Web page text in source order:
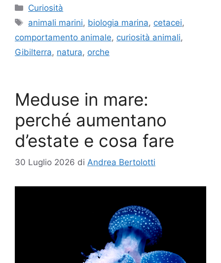
Categorie
Curiosità
Tag
animali marini, biologia marina, cetacei,
comportamento animale, curiosità animali,
Gibilterra, natura, orche
Meduse in mare:
perché aumentano
d’estate e cosa fare
30 Luglio 2026 di Andrea Bertolotti